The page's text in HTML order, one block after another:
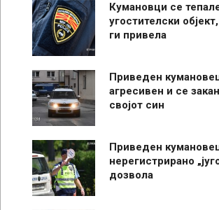
Кумановци се
угостителски
ги привела
Приведен
агресивен и се
својот син
Приведен
нерегистрирано
дозвола